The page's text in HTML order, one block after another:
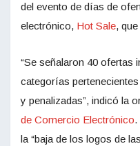
del evento de días de
electrónico, Hot Sale,
“Se señalaron 40 ofertas
categorías
y penalizadas”, indicó la
de Comercio Electrónico.
la “baja de los logos de